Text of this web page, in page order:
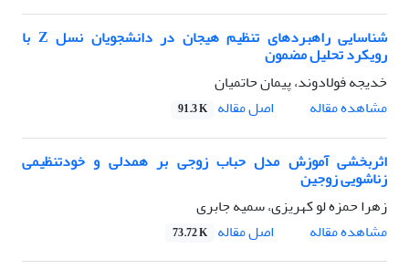
شناسایی راهبردهای تنظیم هیجان در دانشجویان نسل Z با
رویکرد تحلیل مضمون
خدیجه فولادوند، پیمان حاتمیان
مشاهده مقاله
اصل مقاله 91.3 K
اثربخشی آموزش مدل حباب زوجی بر همدلی و خودتنظیمی
زناشویی زوجین
زهرا حمزه لو کهریزی، سمیه جابری
مشاهده مقاله
اصل مقاله 73.72 K